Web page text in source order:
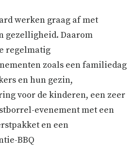
werken graag af met
gezelligheid. Daarom
regelmatig
zoals een familiedag
en hun gezin,
voor de kinderen, een zeer
evenement met een
en een
BBQ